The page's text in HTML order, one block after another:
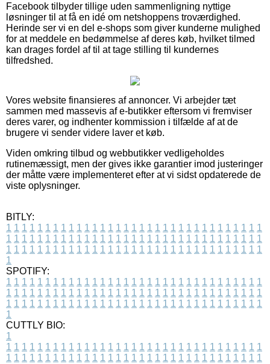
Facebook tilbyder tillige uden sammenligning nyttige
løsninger til at få en idé om netshoppens troværdighed.
Herinde ser vi en del e-shops som giver kunderne mulighed
for at meddele en bedømmelse af deres køb, hvilket tilmed
kan drages fordel af til at tage stilling til kundernes
tilfredshed.
Vores website finansieres af annoncer. Vi arbejder tæt
sammen med massevis af e-butikker eftersom vi fremviser
deres varer, og indhenter kommission i tilfælde af at de
brugere vi sender videre laver et køb.
Viden omkring tilbud og webbutikker vedligeholdes
rutinemæssigt, men der gives ikke garantier imod justeringer
der måtte være implementeret efter at vi sidst opdaterede de
viste oplysninger.
BITLY:
1 1 1 1 1 1 1 1 1 1 1 1 1 1 1 1 1 1 1 1 1 1 1 1 1 1 1 1 1 1 1 1 1
1 1 1 1 1 1 1 1 1 1 1 1 1 1 1 1 1 1 1 1 1 1 1 1 1 1 1 1 1 1 1 1 1
1 1 1 1 1 1 1 1 1 1 1 1 1 1 1 1 1 1 1 1 1 1 1 1 1 1 1 1 1 1 1 1 1
1
SPOTIFY:
1 1 1 1 1 1 1 1 1 1 1 1 1 1 1 1 1 1 1 1 1 1 1 1 1 1 1 1 1 1 1 1 1
1 1 1 1 1 1 1 1 1 1 1 1 1 1 1 1 1 1 1 1 1 1 1 1 1 1 1 1 1 1 1 1 1
1 1 1 1 1 1 1 1 1 1 1 1 1 1 1 1 1 1 1 1 1 1 1 1 1 1 1 1 1 1 1 1 1
1
CUTTLY BIO:
1
1 1 1 1 1 1 1 1 1 1 1 1 1 1 1 1 1 1 1 1 1 1 1 1 1 1 1 1 1 1 1 1 1
1 1 1 1 1 1 1 1 1 1 1 1 1 1 1 1 1 1 1 1 1 1 1 1 1 1 1 1 1 1 1 1 1